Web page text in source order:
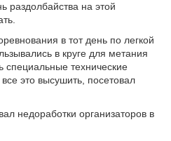
раздолбайства на этой
в тот день по легкой
в круге для метания
специальные технические
это высушить, посетовал
недоработки организаторов в